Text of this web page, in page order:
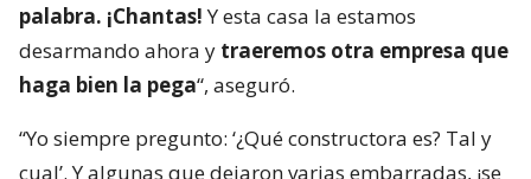
palabra. ¡Chantas!Y esta casa la estamos
desarmando ahora y traeremos otra empresa que
haga bien la pega“, aseguró.
“Yo siempre pregunto: ‘¿Qué constructora es? Tal y
cual’. Y algunas que dejaron varias embarradas, ¡se